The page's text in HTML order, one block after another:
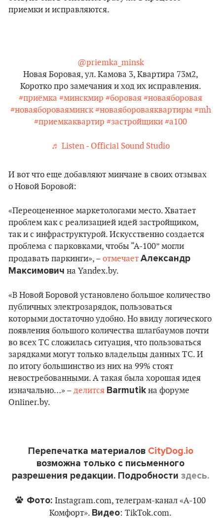
приемки и исправляются.
@priemka_minsk
Новая Боровая, ул. Камова 3, Квартира 73м2,
Коротко про замечания и ход их исправления.
#приёмка #минскмир #боровая #новаяборовая
#новаябороваяминск #новаябороваяквартиры #mh
#приемкаквартир #застройщики #а100
♬ Listen - Official Sound Studio
И вот что еще добавляют минчане в своих отзывах
о Новой Боровой:
«Переоцененное маркетологами место. Хватает
проблем как с реализацией идей застройщиком,
так и с инфраструктурой. Искусственно создается
проблема с парковками, чтобы “А-100” могли
продавать паркинги», – отмечает Александр
Максимович на Yandex.by.
«В Новой Боровой установлено большое количество
публичных электрозарядок, пользоваться
которыми достаточно удобно. Но ввиду логического
появления большого количества шлагбаумов почти
во всех ТС сложилась ситуация, что пользоваться
зарядками могут только владельцы данных ТС. И
по итогу большинство из них на 99% стоят
невостребованными. А такая была хорошая идея
изначально…» – делится Barmutik на форуме
Onliner.by.
Перепечатка материалов CityDog.io
возможна только с письменного
разрешения редакции. Подробности здесь.
Фото: Instagram.com, телеграм-канал «А-100
Комфорт». Видео: TikTok.com.